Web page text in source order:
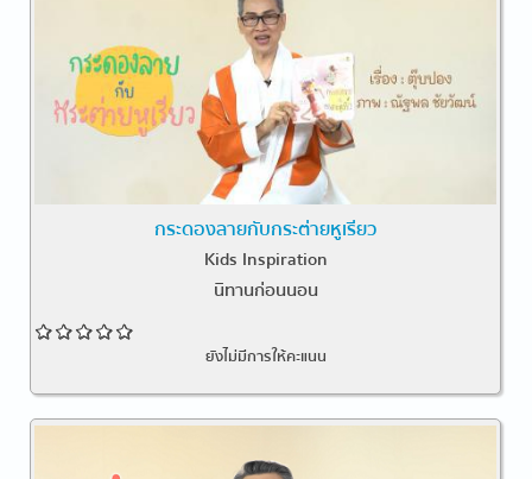
กระดองลายกับกระต่ายหูเรียว
Kids Inspiration
นิทานก่อนนอน
ยังไม่มีการให้คะแนน